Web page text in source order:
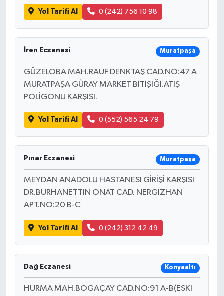
Yol Tarifi Al 0 (242) 756 10 98
İren Eczanesi Muratpaşa
GÜZELOBA MAH.RAUF DENKTAŞ CAD.NO:47 A
MURATPAŞA GÜRAY MARKET BİTİŞİĞİ.ATIŞ
POLİGONU KARŞISI.
Yol Tarifi Al 0 (552) 565 24 79
Pınar Eczanesi Muratpaşa
MEYDAN ANADOLU HASTANESI GİRİŞİ KARŞISI
DR.BURHANETTIN ONAT CAD. NERGİZHAN
APT.NO:20 B-C
Yol Tarifi Al 0 (242) 312 42 49
Dağ Eczanesi Konyaaltı
HURMA MAH.BOGAÇAY CAD.NO:91 A-B(ESKI